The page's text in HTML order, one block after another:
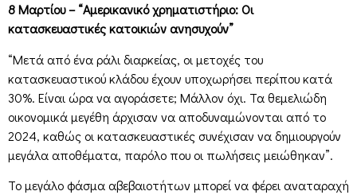
8 Μαρτίου – “Αμερικανικό χρηματιστήριο: Οι
κατασκευαστικές κατοικιών ανησυχούν”
“Μετά από ένα ράλι διαρκείας, οι μετοχές του
κατασκευαστικού κλάδου έχουν υποχωρήσει περίπου κατά
30%. Είναι ώρα να αγοράσετε; Μάλλον όχι. Τα θεμελιώδη
οικονομικά μεγέθη άρχισαν να αποδυναμώνονται από το
2024, καθώς οι κατασκευαστικές συνέχισαν να δημιουργούν
μεγάλα αποθέματα, παρόλο που οι πωλήσεις μειώθηκαν”.
Το μεγάλο φάσμα αβεβαιοτήτων μπορεί να φέρει αναταραχή